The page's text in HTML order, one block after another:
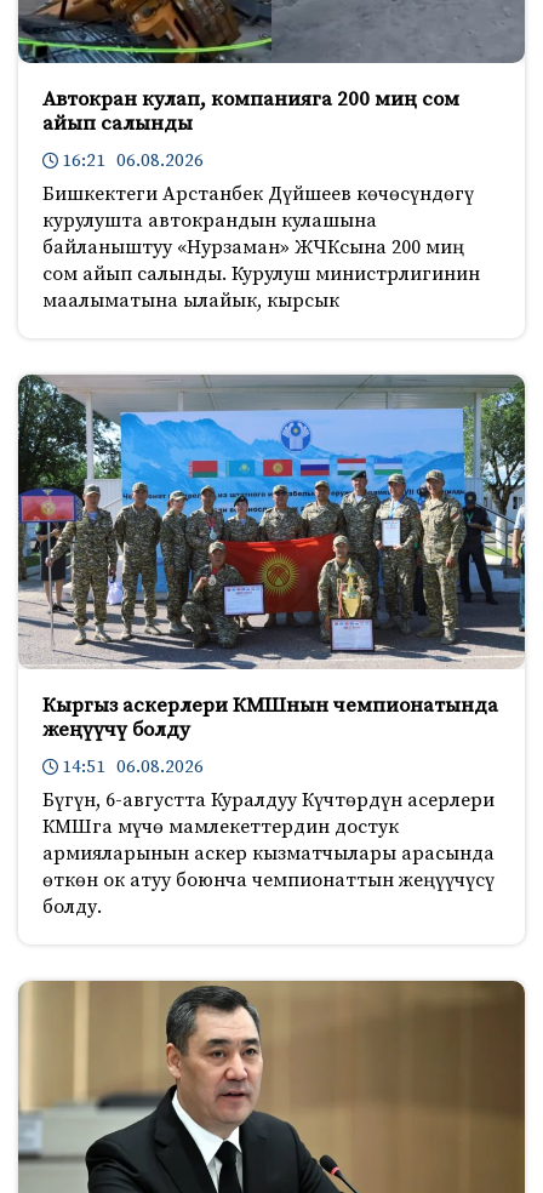
Автокран кулап, компанияга 200 миң сом
айып салынды
16:21 06.08.2026
Бишкектеги Арстанбек Дүйшеев көчөсүндөгү
курулушта автокрандын кулашына
байланыштуу «Нурзаман» ЖЧКсына 200 миң
сом айып салынды. Курулуш министрлигинин
маалыматына ылайык, кырсык
Кыргыз аскерлери КМШнын чемпионатында
жеңүүчү болду
14:51 06.08.2026
Бүгүн, 6-августта Куралдуу Күчтөрдүн асерлери
КМШга мүчө мамлекеттердин достук
армияларынын аскер кызматчылары арасында
өткөн ок атуу боюнча чемпионаттын жеңүүчүсү
болду.